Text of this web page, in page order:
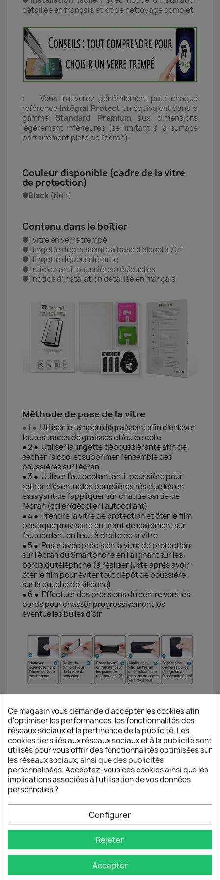
détaillée en français et kit de nettoyage complet
ℹ️ Vous trouverez généralement pour chaque
référence Intégral Protect un équivalent dans la
gamme Standard Premium aux dimensions
légèrement inférieures (se limitant à la surface
parfaitement plate de l'écran).
Couleur disponible (cadre de la vitre
de protection)
🛡️Black (Noir)
Contenu dans le boîtier
🛡️1 vitre en verre trempé
🛡️1 lingette dégraissante à base d’alcool à 70°
🛡️1 lingette dépoussiérante
🛡️1 sticker anti-poussières résiduelles
🛡️1 notice d’installation détaillée en français
Méthode de pose de la vitre
● 1 ● Utiliser le tampon dégraissant afin d’enlever
toutes traces de graisses et/ou de colle
● 2 ● Utiliser la lingette dépoussiérante afin de
sécher l’alcool et supprimer l’ensemble des
poussières sur l’écran
● 3 ● Utiliser l’autocollant anti-poussière pour
retirer d’éventuelles poussières résiduelles en
essayant de l’appliquer sur chaque partie de
l’écran (coller/décoller l’autocollant)
● 4 ● Prendre la vitre de protection et ôter le film
plastique provisoire en tirant délicatement sur
l’autocollant en haut à droite de la vitre
● 5 ● Poser avec précision la vitre de protection
sur l’écran du Smartphone en l’alignant sur les
bords du téléphone (à réaliser juste après avoir
ôter le film pour éviter tout dépôt de poussière
sur la couche de silicone)
● 6 ● Effectuer des pressions du centre vers les
bords pour chasser progressivement les
éventuelles bulles d'air
ℹ️ Si la vitre est mal placée ou si une
tache/poussière résistante provoque une bulle
d’air il est possible de la décoller pour la replacer
immédiatement en veillant à ne pas laisser de
poussière se poser.
Ce magasin vous demande d'accepter les cookies afin
d'optimiser les performances, les fonctionnalités des
réseaux sociaux et la pertinence de la publicité. Les
cookies tiers liés aux réseaux sociaux et à la publicité sont
utilisés pour vous offrir des fonctionnalités optimisées sur
les réseaux sociaux, ainsi que des publicités
personnalisées. Acceptez-vous ces cookies ainsi que les
implications associées à l'utilisation de vos données
personnelles ?
Configurer
Rejeter
Accepter